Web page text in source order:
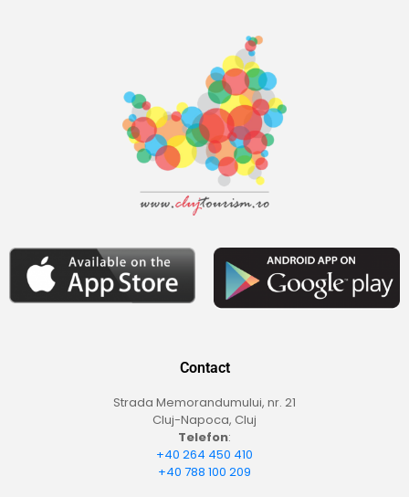
Contact
Strada Memorandumului, nr. 21
Cluj-Napoca, Cluj
Telefon:
+40 264 450 410
+40 788 100 209